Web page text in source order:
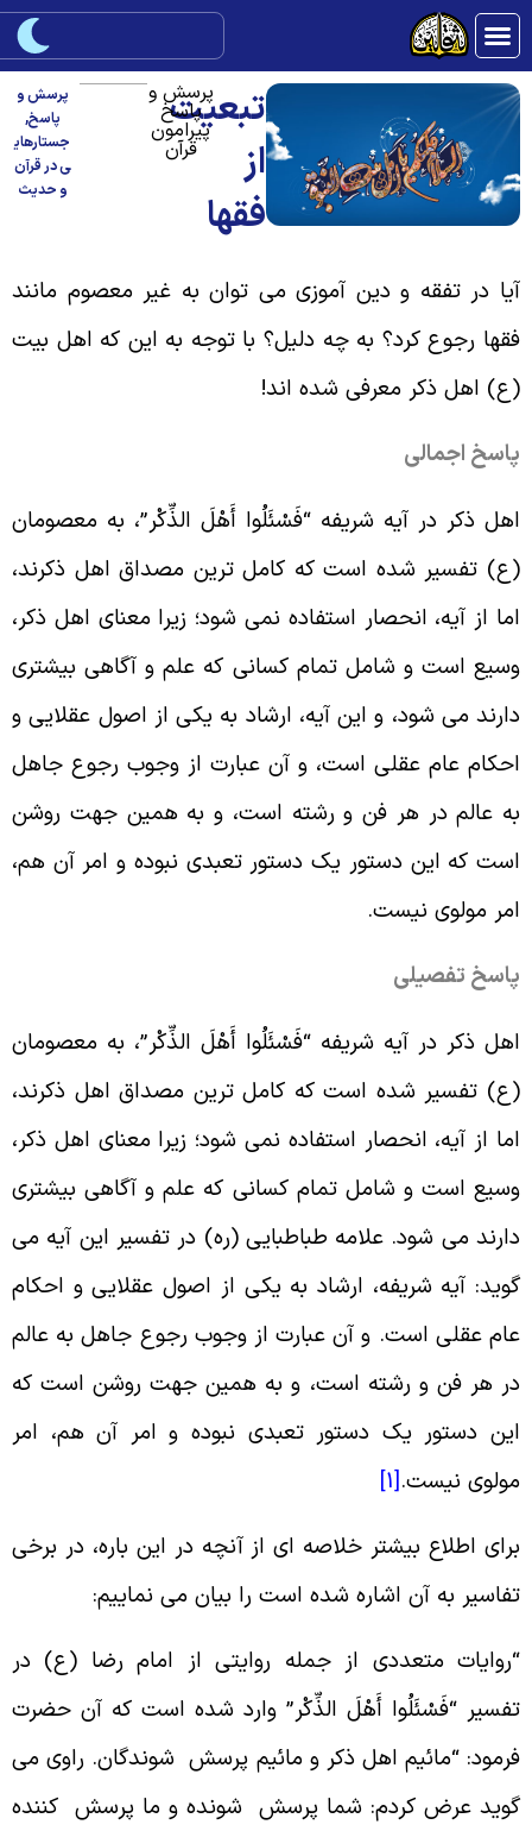
تبعیت
از
فقها
پرسش و
پاسخ
پیرامون
قرآن
پرسش و
پاسخ,
جستارهای
ی در قرآن
و حدیث
در تفقه و دین آموزی می توان به غیر معصوم مانند
رجوع کرد؟ به چه دلیل؟ با توجه به این که اهل بیت
اهل ذکر معرفی شده اند!
اجمالی
ذکر در آیه شریفه “فَسْئَلُوا أَهْلَ الذِّکْر”، به معصومان
تفسیر شده است که کامل ترین مصداق اهل ذکرند،
از آیه، انحصار استفاده نمی شود؛ زیرا معنای اهل ذکر،
است و شامل تمام کسانی که علم و آگاهی بیشتری
می شود، و این آیه، ارشاد به یکى از اصول عقلایى و
عام عقلى است، و آن عبارت از وجوب رجوع جاهل
عالم در هر فن و رشته است، و به همین جهت روشن
که این دستور یک دستور تعبدى نبوده و امر آن هم،
مولوى نیست.
تفصیلی
ذکر در آیه شریفه “فَسْئَلُوا أَهْلَ الذِّکْر”، به معصومان
تفسیر شده است که کامل ترین مصداق اهل ذکرند،
از آیه، انحصار استفاده نمی شود؛ زیرا معنای اهل ذکر،
است و شامل تمام کسانی که علم و آگاهی بیشتری
می شود. علامه طباطبایی (ره) در تفسیر این آیه می
آیه شریفه، ارشاد به یکى از اصول عقلایى و احکام
عقلى است. و آن عبارت از وجوب رجوع جاهل به عالم
هر فن و رشته است، و به همین جهت روشن است که
دستور یک دستور تعبدى نبوده و امر آن هم، امر
نیست.[1]
اطلاع بیشتر خلاصه ای از آنچه در این باره، در برخی
به آن اشاره شده است را بیان می نماییم:
متعددی از جمله روایتى از امام رضا (ع) در
“فَسْئَلُوا أَهْلَ الذِّکْر” وارد شده است که آن حضرت
“مائیم اهل ذکر و مائیم پرسش شوندگان. راوی می
عرض کردم: شما پرسش شونده و ما پرسش کننده